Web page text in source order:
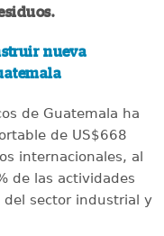
nueva
de Guatemala ha
de US$668
internacionales, al
de las actividades
del sector industrial y